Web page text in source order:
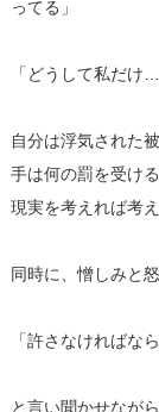
ってる」
「どうして私だけ…
自分は浮気された
手は何の罰を受け
現実を考えれば考
同時に、憎しみと
「許さなければな
と言い聞かせなが